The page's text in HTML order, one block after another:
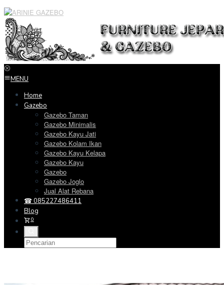
Loncat
ke
konten
MENU
Home
Gazebo
Gazebo Taman
Gazebo Minimalis
Gazebo Kayu Jati
Gazebo Kolam Ikan
Gazebo Kayu Kelapa
Gazebo Kayu
Gazebo
Gazebo Joglo
Jual Alat Rebana
☎ 085227486411
Blog
0